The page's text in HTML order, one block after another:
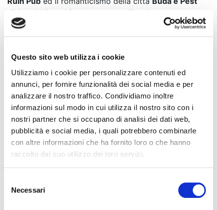
Questo sito web utilizza i cookie
Utilizziamo i cookie per personalizzare contenuti ed
annunci, per fornire funzionalità dei social media e per
analizzare il nostro traffico. Condividiamo inoltre
informazioni sul modo in cui utilizza il nostro sito con i
nostri partner che si occupano di analisi dei dati web,
pubblicità e social media, i quali potrebbero combinarle
con altre informazioni che ha fornito loro o che hanno
raccolto dal suo utilizzo dei loro servizi.
delNecessari
Promozioni
divise dal Danubio
, hanno reso affascinante e
divertente il fine settimana ungherese.
Condividi l'articolo
Articoli recenti
Centro Cash Oristano si rinnova: più